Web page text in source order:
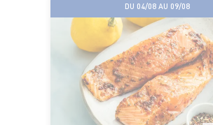
DU 04/08 AU 09/08